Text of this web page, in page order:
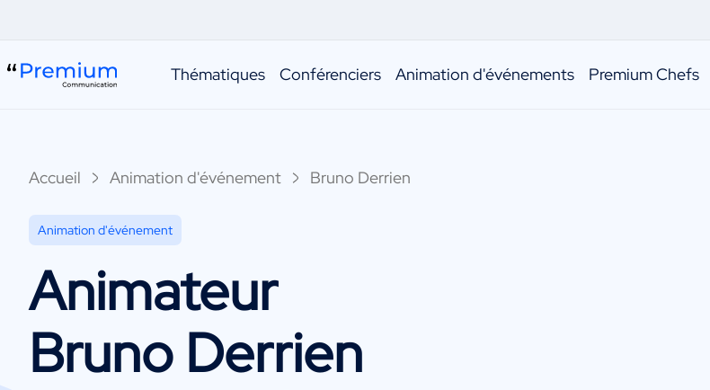
Thématiques Conférenciers Animation d'événements Premium Chefs
Accueil Animation d'événement Bruno Derrien
Animation d'événement
Animateur
Bruno Derrien